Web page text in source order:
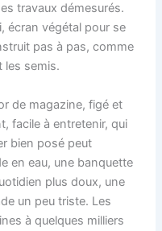
travaux démesurés.
écran végétal pour se
pas à pas, comme
les semis.
de magazine, figé et
facile à entretenir, qui
bien posé peut
en eau, une banquette
plus doux, une
un peu triste. Les
à quelques milliers